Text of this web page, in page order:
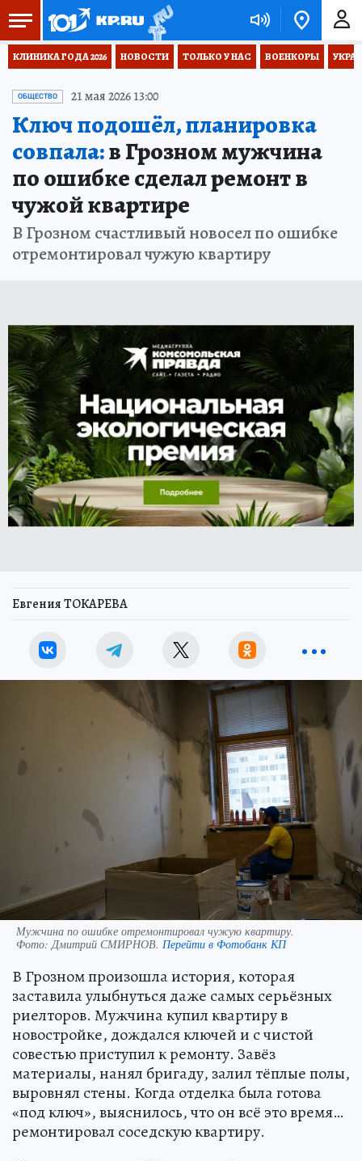
КЛИНИКА ГОДА 2026 НОВОСТИ ТОЛЬКО У НАС ВОЕНКОРЫ
ОБЩЕСТВО 21 мая 2026 13:00
Ключ подошёл, планировка
совпала:в Грозном мужчина
по ошибке сделал ремонт в
чужой квартире
В Грозном счастливый новосел по ошибке
отремонтировал чужую квартиру
Евгения ТОКАРЕВА
Мужчина по ошибке отремонтировал чужую квартиру.
Фото: Дмитрий СМИРНОВ. Перейти в Фотобанк КП
В Грозном произошла история, которая
заставила улыбнуться даже самых серьёзных
риелторов. Мужчина купил квартиру в
новостройке, дождался ключей и с чистой
совестью приступил к ремонту. Завёз
материалы, нанял бригаду, залил тёплые полы,
выровнял стены. Когда отделка была готова
«под ключ», выяснилось, что он всё это время…
ремонтировал соседскую квартиру.